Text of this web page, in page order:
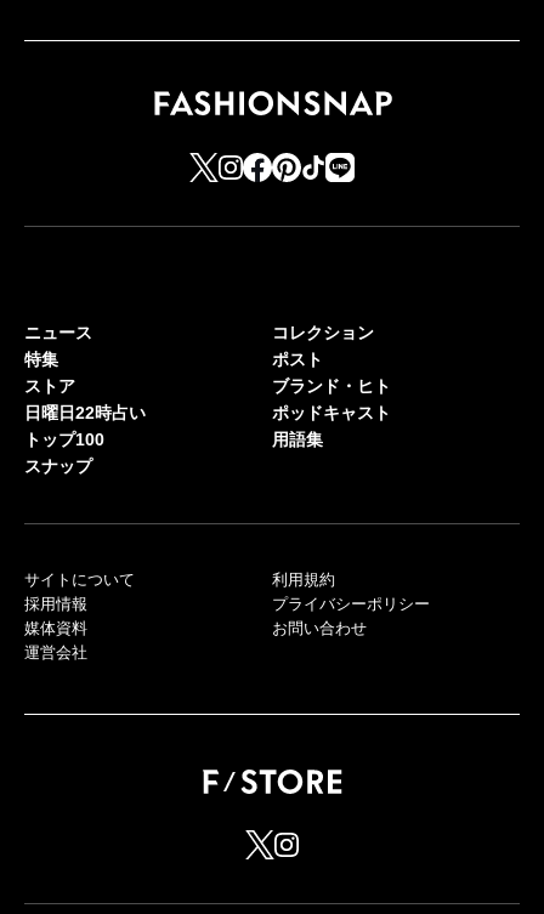
ニュース
特集
ストア
日曜日22時占い
トップ100
スナップ
コレクション
ポスト
ブランド・ヒト
ポッドキャスト
用語集
サイトについて
採用情報
媒体資料
運営会社
利用規約
プライバシーポリシー
お問い合わせ